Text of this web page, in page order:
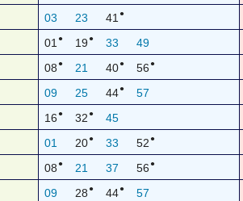
03 23 41 ●
01 ● 19● 33 49
08 ● 21 40● 56 ●
09 25 44● 57
16 ● 32 ● 45
01 20● 33 52 ●
08 ● 21 37 56 ●
09 28 ● 44● 57